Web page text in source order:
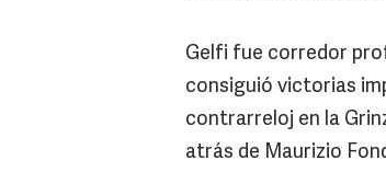
Gelfi fue corredor
consiguió victorias
contrarreloj en la
atrás de Maurizio